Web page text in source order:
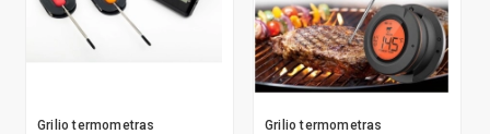
Grilio termometras
Grilio termometras